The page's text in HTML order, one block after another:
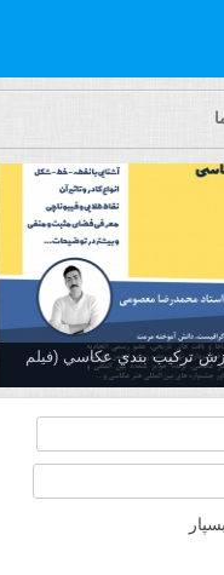
تركيب بندي عكاسي (فیلم